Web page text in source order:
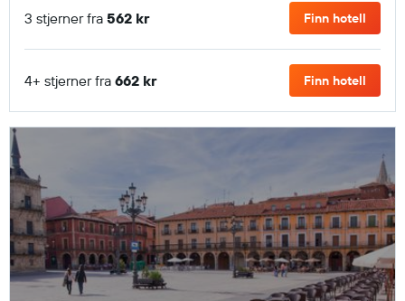
3 stjerner fra 562 kr Finn hotell
4+ stjerner fra 662 kr Finn hotell